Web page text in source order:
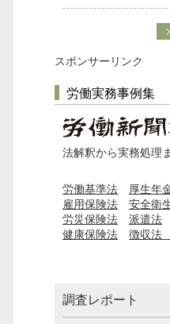
スポンサーリンク
労働実務事例集
法解釈から実務処理
労働基準法
厚生年
雇用保険法
安全衛
労災保険法
派遣法
健康保険法
徴収法
調査レポート